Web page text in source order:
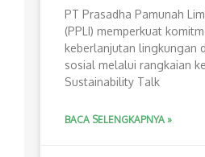
PT Prasadha Pamunah
(PPLI) memperkuat
keberlanjutan lingkungan
sosial melalui rangkaian
Sustainability Talk
BACA SELENGKAPNYA »